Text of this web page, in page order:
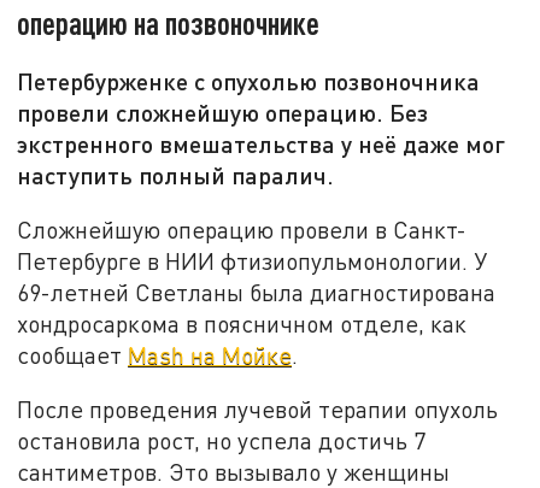
операцию на позвоночнике
Петербурженке с опухолью позвоночника
провели сложнейшую операцию. Без
экстренного вмешательства у неё даже мог
наступить полный паралич.
Сложнейшую операцию провели в Санкт-
Петербурге в НИИ фтизиопульмонологии. У
69-летней Светланы была диагностирована
хондросаркома в поясничном отделе, как
сообщает Mash на Мойке.
После проведения лучевой терапии опухоль
остановила рост, но успела достичь 7
сантиметров. Это вызывало у женщины